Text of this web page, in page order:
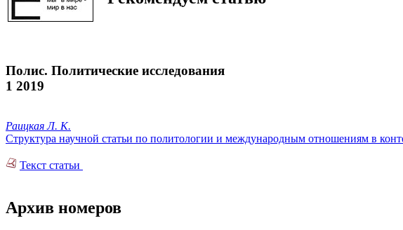
Полис. Политические исследования
1 2019
Раицкая Л. К.
Структура научной статьи по политологии и международным отношениям в
Текст статьи
Архив номеров